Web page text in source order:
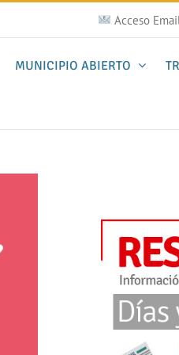
Acceso
MUNICIPIO ABIERTO